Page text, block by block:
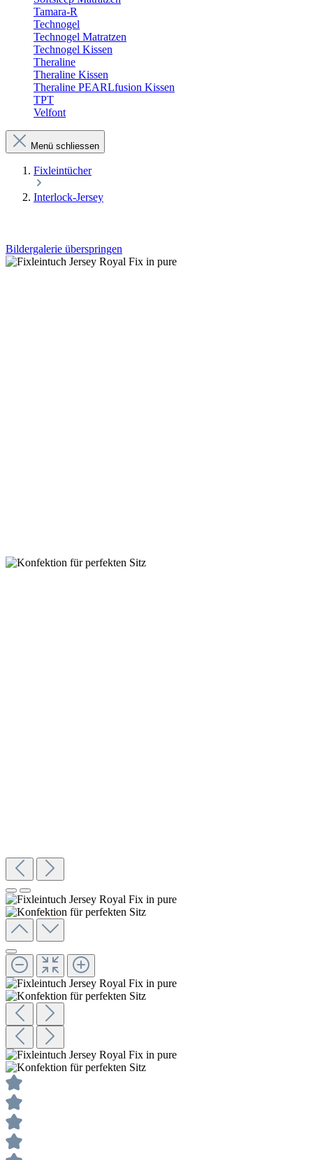
Tamara-R
Technogel
Technogel Matratzen
Technogel Kissen
Theraline
Theraline Kissen
Theraline PEARLfusion Kissen
TPT
Velfont
Menü schliessen
Fixleintücher
Interlock-Jersey
Bildergalerie überspringen